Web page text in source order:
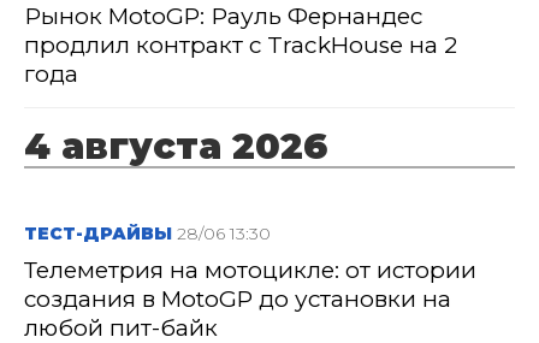
Рынок MotoGP: Рауль Фернандес
продлил контракт с TrackHouse на 2
года
4 августа 2026
ТЕСТ-ДРАЙВЫ 28/06 13:30
Телеметрия на мотоцикле: от истории
создания в MotoGP до установки на
любой пит-байк